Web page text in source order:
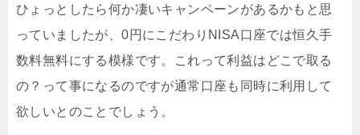
ひょっとしたら何か凄いキャンペーンがあるかもと思
っていましたが、0円にこだわりNISA口座では恒久手
数料無料にする模様です。これって利益はどこで取る
の？って事になるのですが通常口座も同時に利用して
欲しいとのことでしょう。